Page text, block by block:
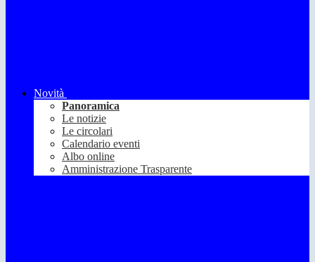
Novità
Panoramica
Le notizie
Le circolari
Calendario eventi
Albo online
Amministrazione Trasparente